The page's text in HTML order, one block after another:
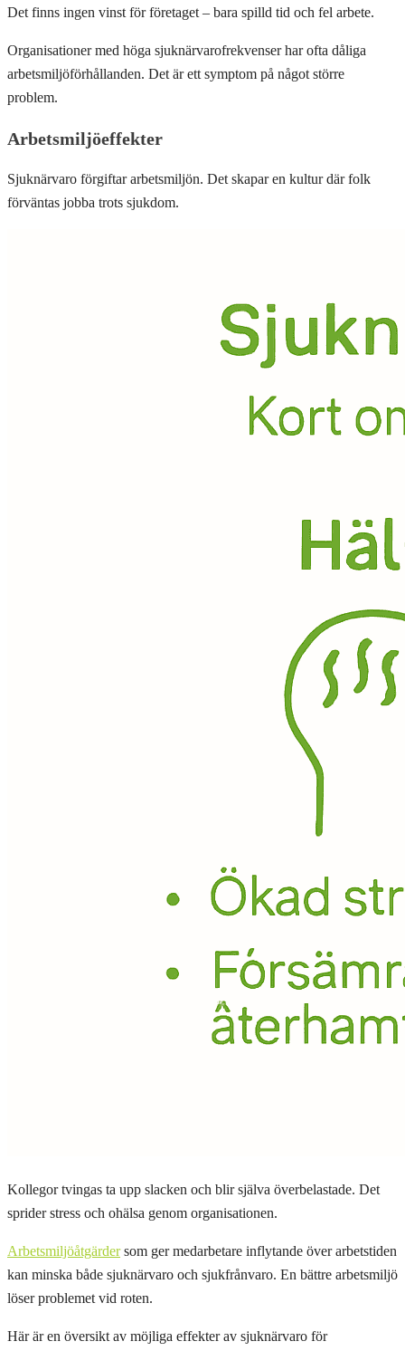
Det finns ingen vinst för företaget – bara spilld tid och fel arbete.
Organisationer med höga sjuknärvarofrekvenser har ofta dåliga
arbetsmiljöförhållanden. Det är ett symptom på något större
problem.
Arbetsmiljöeffekter
Sjuknärvaro förgiftar arbetsmiljön. Det skapar en kultur där folk
förväntas jobba trots sjukdom.
Kollegor tvingas ta upp slacken och blir själva överbelastade. Det
sprider stress och ohälsa genom organisationen.
Arbetsmiljöåtgärdersom ger medarbetare inflytande över arbetstiden
kan minska både sjuknärvaro och sjukfrånvaro. En bättre arbetsmiljö
löser problemet vid roten.
Här är en översikt av möjliga effekter av sjuknärvaro för